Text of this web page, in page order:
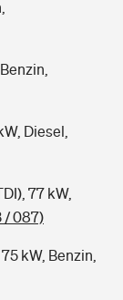
Diesel,
77 kW,
/ 087)
kW, Benzin,